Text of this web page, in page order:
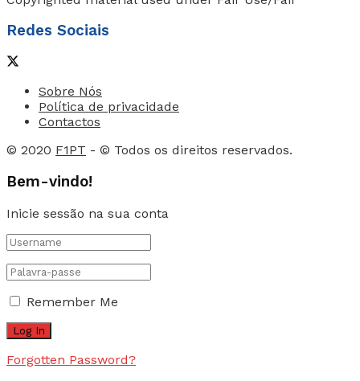
Redes Sociais
Sobre Nós
Política de privacidade
Contactos
© 2020 F1PT - © Todos os direitos reservados.
Bem-vindo!
Inicie sessão na sua conta
Remember Me
Forgotten Password?